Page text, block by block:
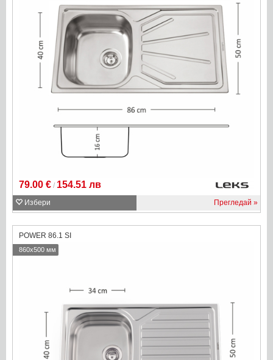
79.00 € / 154.51 лв
Избери Прегледай
POWER 86.1 SI
860x500 мм